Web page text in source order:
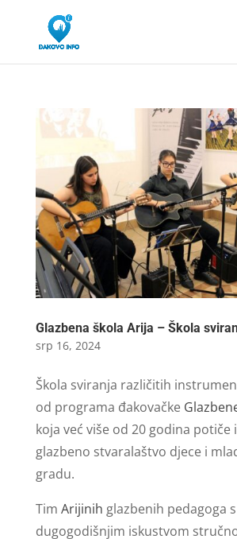
Glazbena škola Arija – Škola
srp 16, 2024
Škola sviranja različitih
od programa đakovačke
koja već više od 20 godina potiče
glazbeno stvaralaštvo djece i
gradu.
Tim Arijinih glazbenih pedagoga s
dugogodišnjim iskustvom